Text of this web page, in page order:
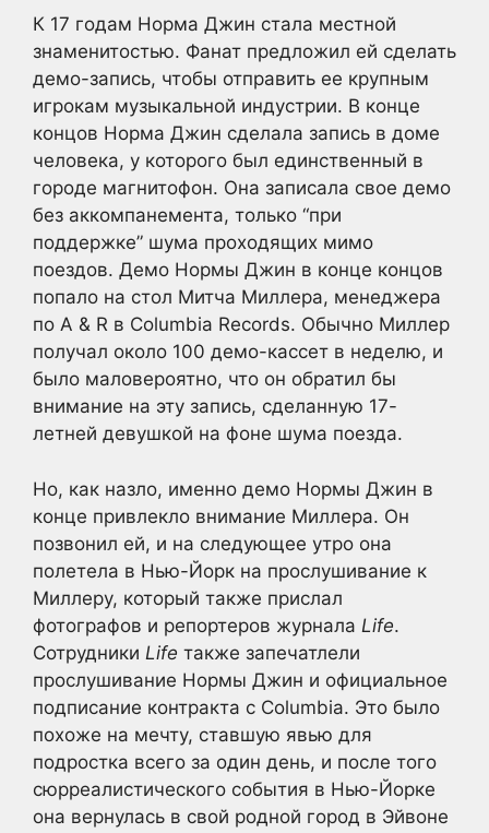
К 17 годам Норма Джин стала местной
знаменитостью. Фанат предложил ей сделать
демо-запись, чтобы отправить ее крупным
игрокам музыкальной индустрии. В конце
концов Норма Джин сделала запись в доме
человека, у которого был единственный в
городе магнитофон. Она записала свое демо
без аккомпанемента, только “при
поддержке” шума проходящих мимо
поездов. Демо Нормы Джин в конце концов
попало на стол Митча Миллера, менеджера
по A & R в Columbia Records. Обычно Миллер
получал около 100 демо-кассет в неделю, и
было маловероятно, что он обратил бы
внимание на эту запись, сделанную 17-
летней девушкой на фоне шума поезда.
Но, как назло, именно демо Нормы Джин в
конце привлекло внимание Миллера. Он
позвонил ей, и на следующее утро она
полетела в Нью-Йорк на прослушивание к
Миллеру, который также прислал
фотографов и репортеров журнала Life.
Сотрудники Life также запечатлели
прослушивание Нормы Джин и официальное
подписание контракта с Columbia. Это было
похоже на мечту, ставшую явью для
подростка всего за один день, и после того
сюрреалистического события в Нью-Йорке
она вернулась в свой родной город в Эйвоне